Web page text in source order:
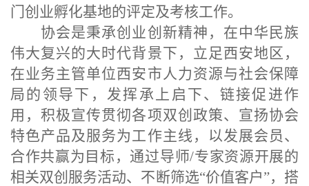
门创业孵化基地的评定及考核工作。
协会是秉承创业创新精神，在中华民族
伟大复兴的大时代背景下，立足西安地区，
在业务主管单位西安市人力资源与社会保障
局的领导下，发挥承上启下、链接促进作
用，积极宣传贯彻各项双创政策、宣扬协会
特色产品及服务为工作主线，以发展会员、
合作共赢为目标，通过导师/专家资源开展的
相关双创服务活动、不断筛选“价值客户”，搭